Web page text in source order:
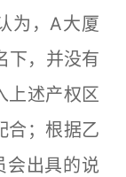
，A大厦
下，并没有
上述产权区
合；根据乙
会出具的说